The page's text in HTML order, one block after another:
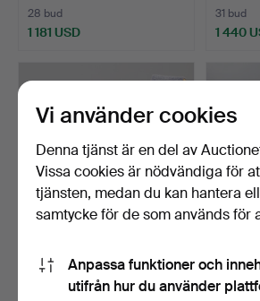
28 bud
1 181 USD
31 bud
1 440
YNGVE EKSTRÖM. Fåtölj,
"Lamino" med fotpal…
Klubbades 6 aug 2026
FYRA
MED
Vi använder cookies
Denna tjänst är en del av
Vissa cookies är nödvändiga för
tjänsten, medan du kan hantera
samtycke för de som används för
Anpassa funktioner och
utifrån hur du använder